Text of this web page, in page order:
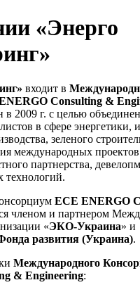
«Энерго
входит в
Consulting &
в 2009 г. с целью
в сфере энергетики,
зеленого
международных проектов
партнерства,
технологий.
ECE ENERGO
членом и партнером
«ЭКО-Украина» и
развития (Украина).
Международного
& Engineering: